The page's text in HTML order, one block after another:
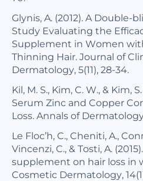
Glynis, A. (2012). A Double-
Study Evaluating the
Supplement in Women
Thinning Hair. Journal of
Dermatology, 5(11), 28-34.
Kil, M. S., Kim, C. W., & Kim,
Serum Zinc and Copper
Loss. Annals of
Le Floc’h, C., Cheniti, A.,
Vincenzi, C., & Tosti, A.
supplement on hair loss in
Cosmetic Dermatology,